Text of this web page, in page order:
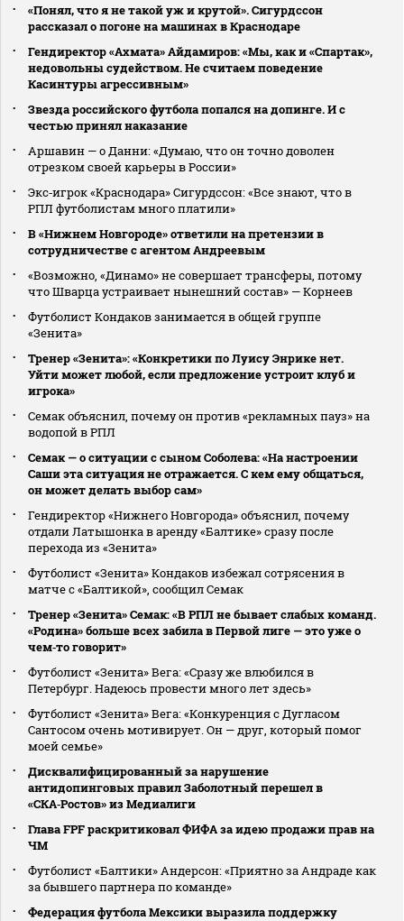
«Понял, что я не такой уж и крутой». Сигурдссон
рассказал о погоне на машинах в Краснодаре
Гендиректор «Ахмата» Айдамиров: «Мы, как и «Спартак»,
недовольны судейством. Не считаем поведение
Касинтуры агрессивным»
Звезда российского футбола попался на допинге. И с
честью принял наказание
Аршавин — о Данни: «Думаю, что он точно доволен
отрезком своей карьеры в России»
Экс‑игрок «Краснодара» Сигурдссон: «Все знают, что в
РПЛ футболистам много платили»
В «Нижнем Новгороде» ответили на претензии в
сотрудничестве с агентом Андреевым
«Возможно, «Динамо» не совершает трансферы, потому
что Шварца устраивает нынешний состав» — Корнеев
Футболист Кондаков занимается в общей группе
«Зенита»
Тренер «Зенита»: «Конкретики по Луису Энрике нет.
Уйти может любой, если предложение устроит клуб и
игрока»
Семак объяснил, почему он против «рекламных пауз» на
водопой в РПЛ
Семак — о ситуации с сыном Соболева: «На настроении
Саши эта ситуация не отражается. С кем ему общаться,
он может делать выбор сам»
Гендиректор «Нижнего Новгорода» объяснил, почему
отдали Латышонка в аренду «Балтике» сразу после
перехода из «Зенита»
Футболист «Зенита» Кондаков избежал сотрясения в
матче с «Балтикой», сообщил Семак
Тренер «Зенита» Семак: «В РПЛ не бывает слабых команд.
«Родина» больше всех забила в Первой лиге — это уже о
чем‑то говорит»
Футболист «Зенита» Вега: «Сразу же влюбился в
Петербург. Надеюсь провести много лет здесь»
Футболист «Зенита» Вега: «Конкуренция с Дугласом
Сантосом очень мотивирует. Он — друг, который помог
моей семье»
Дисквалифицированный за нарушение
антидопинговых правил Заболотный перешел в
«СКА‑Ростов» из Медиалиги
Глава FPF раскритиковал ФИФА за идею продажи прав на
ЧМ
Футболист «Балтики» Андерсон: «Приятно за Андраде как
за бывшего партнера по команде»
Федерация футбола Мексики выразила поддержку